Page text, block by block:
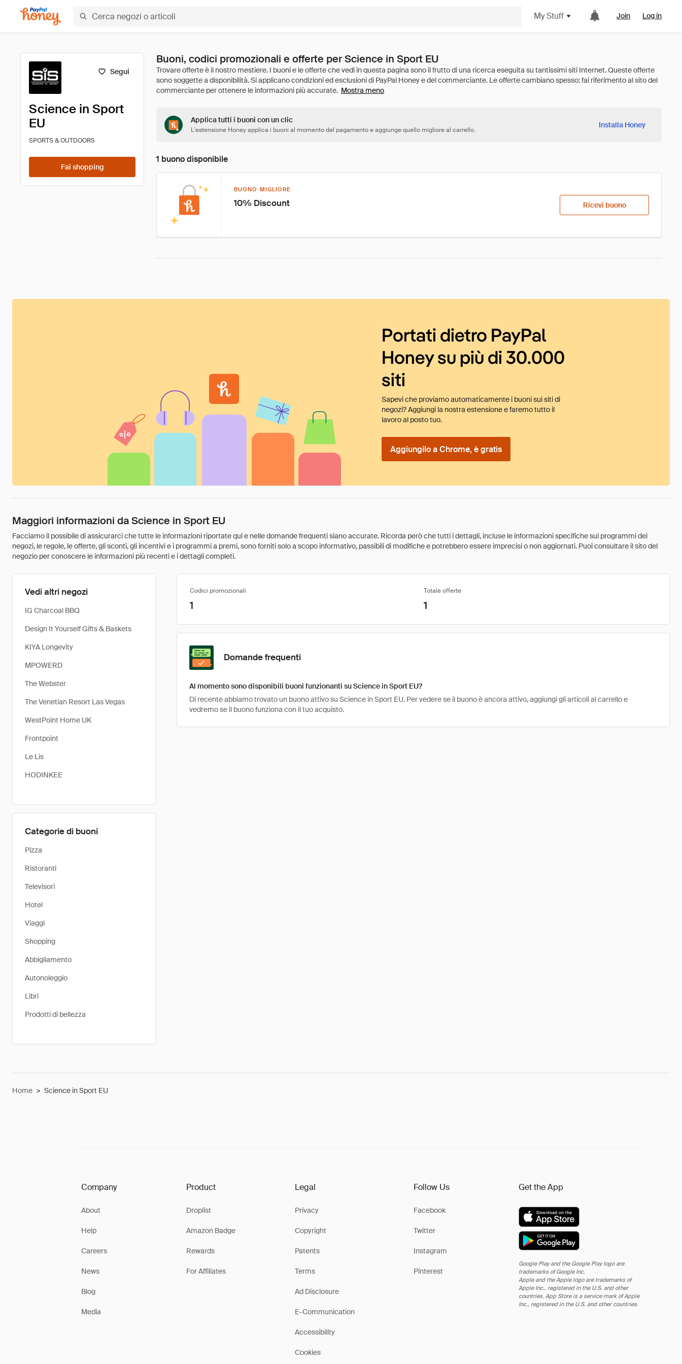
My Stuff Join Log in
Segui
Science in Sport
EU
SPORTS & OUTDOORS
Fai shopping
Buoni, codici promozionali e offerte per Science in Sport EU
Mostra meno
Applica tutti i buoni con un clic
L'estensione Honey applica i buoni al momento del pagamento e aggiunge quello migliore al carrello.
Installa Honey
1 buono disponibile
BUONO MIGLIORE
10% Discount Ricevi buono
Portati dietro PayPal
Honey su più di 30.000
siti
Sapevi che proviamo automaticamente i buoni sui siti di
negozi? Aggiungi la nostra estensione e faremo tutto il
lavoro al posto tuo.
Aggiungilo a Chrome, è gratis
Maggiori informazioni da Science in Sport EU
Facciamo il possibile di assicurarci che tutte le informazioni riportate qui e nelle domande frequenti siano accurate. Ricorda però che tutti i dettagli, incluse le informazioni specifiche sui programmi dei
negozi, le regole, le offerte, gli sconti, gli incentivi e i programmi a premi, sono forniti solo a scopo informativo, passibili di modifiche e potrebbero essere imprecisi o non aggiornati. Puoi consultare il sito del
negozio per conoscere le informazioni più recenti e i dettagli completi.
Vedi altri negozi
IG Charcoal BBQ
Design It Yourself Gifts & Baskets
KIYA Longevity
MPOWERD
The Webster
The Venetian Resort Las Vegas
WestPoint Home UK
Frontpoint
Le Lis
HODINKEE
Categorie di buoni
Pizza
Ristoranti
Televisori
Hotel
Viaggi
Shopping
Abbigliamento
Autonoleggio
Libri
Prodotti di bellezza
Codici promozionali Totale offerte
1 1
Domande frequenti
Al momento sono disponibili buoni funzionanti su Science in Sport EU?
Di recente abbiamo trovato un buono attivo su Science in Sport EU. Per vedere se il buono è ancora attivo, aggiungi gli articoli al carrello e
vedremo se il buono funziona con il tuo acquisto.
Home > Science in Sport EU
Company
About
Help
Careers
News
Blog
Media
Product
Droplist
Amazon Badge
Rewards
For Affiliates
Legal
Privacy
Copyright
Patents
Terms
Ad Disclosure
E-Communication
Accessibility
Cookies
Follow Us
Facebook
Twitter
Instagram
Pinterest
Get the App
Google Play and the Google Play logo are
trademarks of Google Inc.
Apple and the Apple logo are trademarks of
Apple Inc., registered in the U.S. and other
countries. App Store is a service mark of Apple
Inc., registered in the U.S. and other countries.